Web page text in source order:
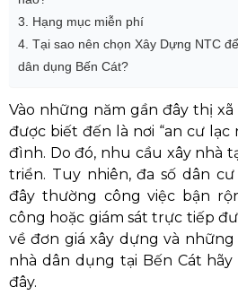
3. Hạng mục miễn phí
4. Tại sao nên chọn Xây Dựng NTC
dân dụng Bến Cát?
Vào những năm gần đây thị
được biết đến là nơi “an cư lạc
đình. Do đó, nhu cầu xây nhà
triển. Tuy nhiên, đa số dân
đây thường công việc bận
công hoặc giám sát trực tiếp
về đơn giá xây dựng và
nhà dân dụng tại Bến Cát
đây.